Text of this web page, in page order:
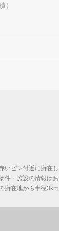
）
いピン付近に所在
件・施設の情報は
所在地から半径